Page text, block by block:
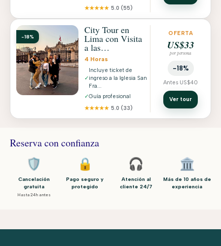
★★★★★ 5.0 (55)
-18%
City Tour en
Lima con Visita
a las
Catacumbas,
Centro Histórico
y Recojo a Hotel
4 Horas
✓
Incluye ticket de
ingreso a la Iglesia San
Fra...
✓Guía profesional
★★★★★ 5.0 (33)
OFERTA
US$33
por persona
-18%
Antes US$40
Ver tour
Reserva con confianza
🛡️
Cancelación
gratuita
Hasta 24h antes
🔒
Pago seguro y
protegido
🎧
Atención al
cliente 24/7
🏛️
Más de 10 años de
experiencia